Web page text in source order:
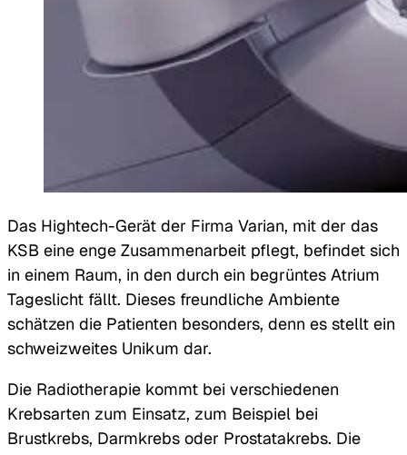
Das Hightech-Gerät der Firma Varian, mit der das
KSB eine enge Zusammenarbeit pflegt, befindet sich
in einem Raum, in den durch ein begrüntes Atrium
Tageslicht fällt. Dieses freundliche Ambiente
schätzen die Patienten besonders, denn es stellt ein
schweizweites Unikum dar.
Die Radiotherapie kommt bei verschiedenen
Krebsarten zum Einsatz, zum Beispiel bei
Brustkrebs, Darmkrebs oder Prostatakrebs. Die